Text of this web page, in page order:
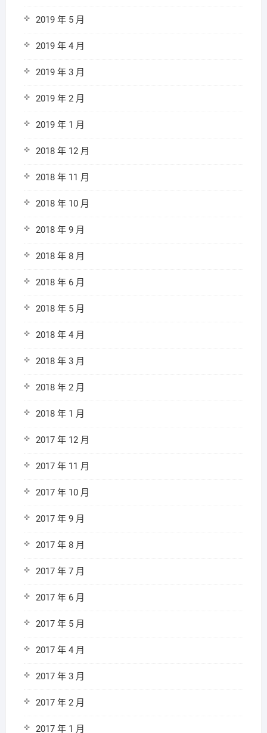
2019 年 5 月
2019 年 4 月
2019 年 3 月
2019 年 2 月
2019 年 1 月
2018 年 12 月
2018 年 11 月
2018 年 10 月
2018 年 9 月
2018 年 8 月
2018 年 6 月
2018 年 5 月
2018 年 4 月
2018 年 3 月
2018 年 2 月
2018 年 1 月
2017 年 12 月
2017 年 11 月
2017 年 10 月
2017 年 9 月
2017 年 8 月
2017 年 7 月
2017 年 6 月
2017 年 5 月
2017 年 4 月
2017 年 3 月
2017 年 2 月
2017 年 1 月